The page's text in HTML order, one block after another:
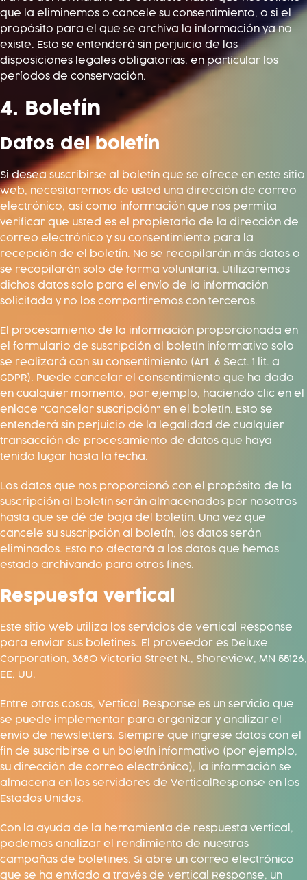
que la eliminemos o cancele su consentimiento, o si el
propósito para el que se archiva la información ya no
existe. Esto se entenderá sin perjuicio de las
disposiciones legales obligatorias, en particular los
períodos de conservación.
4. Boletín
Datos del boletín
Si desea suscribirse al boletín que se ofrece en este sitio
web, necesitaremos de usted una dirección de correo
electrónico, así como información que nos permita
verificar que usted es el propietario de la dirección de
correo electrónico y su consentimiento para la
recepción de el boletín. No se recopilarán más datos o
se recopilarán solo de forma voluntaria. Utilizaremos
dichos datos solo para el envío de la información
solicitada y no los compartiremos con terceros.
El procesamiento de la información proporcionada en
el formulario de suscripción al boletín informativo solo
se realizará con su consentimiento (Art. 6 Sect. 1 lit. a
GDPR). Puede cancelar el consentimiento que ha dado
en cualquier momento, por ejemplo, haciendo clic en el
enlace "Cancelar suscripción" en el boletín. Esto se
entenderá sin perjuicio de la legalidad de cualquier
transacción de procesamiento de datos que haya
tenido lugar hasta la fecha.
Los datos que nos proporcionó con el propósito de la
suscripción al boletín serán almacenados por nosotros
hasta que se dé de baja del boletín. Una vez que
cancele su suscripción al boletín, los datos serán
eliminados. Esto no afectará a los datos que hemos
estado archivando para otros fines.
Respuesta vertical
Este sitio web utiliza los servicios de Vertical Response
para enviar sus boletines. El proveedor es Deluxe
Corporation, 3680 Victoria Street N., Shoreview, MN 55126,
EE. UU.
Entre otras cosas, Vertical Response es un servicio que
se puede implementar para organizar y analizar el
envío de newsletters. Siempre que ingrese datos con el
fin de suscribirse a un boletín informativo (por ejemplo,
su dirección de correo electrónico), la información se
almacena en los servidores de VerticalResponse en los
Estados Unidos.
Con la ayuda de la herramienta de respuesta vertical,
podemos analizar el rendimiento de nuestras
campañas de boletines. Si abre un correo electrónico
que se ha enviado a través de Vertical Response, un